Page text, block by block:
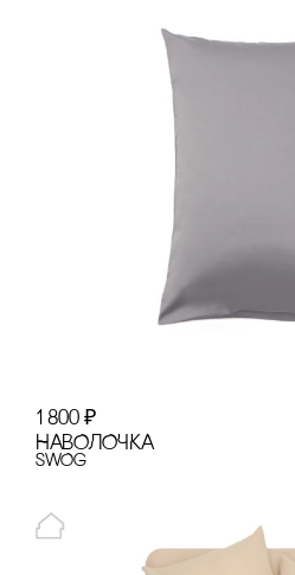
1 800 ₽
НАВОЛОЧКА
SWOg